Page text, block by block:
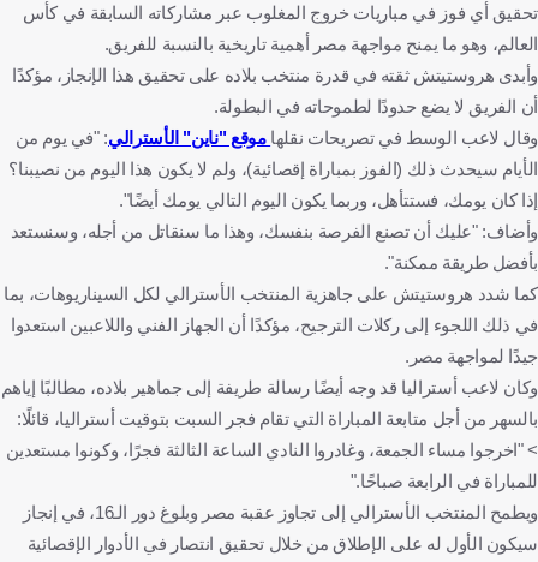
تحقيق أي فوز في مباريات خروج المغلوب عبر مشاركاته السابقة في كأس
العالم، وهو ما يمنح مواجهة مصر أهمية تاريخية بالنسبة للفريق.
وأبدى هروستيتش ثقته في قدرة منتخب بلاده على تحقيق هذا الإنجاز، مؤكدًا
أن الفريق لا يضع حدودًا لطموحاته في البطولة.
وقال لاعب الوسط في تصريحات نقلها موقع "ناين" الأسترالي: "في يوم من
الأيام سيحدث ذلك (الفوز بمباراة إقصائية)، ولم لا يكون هذا اليوم من نصيبنا؟
إذا كان يومك، فستتأهل، وربما يكون اليوم التالي يومك أيضًا".
وأضاف: "عليك أن تصنع الفرصة بنفسك، وهذا ما سنقاتل من أجله، وسنستعد
بأفضل طريقة ممكنة".
كما شدد هروستيتش على جاهزية المنتخب الأسترالي لكل السيناريوهات، بما
في ذلك اللجوء إلى ركلات الترجيح، مؤكدًا أن الجهاز الفني واللاعبين استعدوا
جيدًا لمواجهة مصر.
وكان لاعب أستراليا قد وجه أيضًا رسالة طريفة إلى جماهير بلاده، مطالبًا إياهم
بالسهر من أجل متابعة المباراة التي تقام فجر السبت بتوقيت أستراليا، قائلًا:
> "اخرجوا مساء الجمعة، وغادروا النادي الساعة الثالثة فجرًا، وكونوا مستعدين
للمباراة في الرابعة صباحًا."
ويطمح المنتخب الأسترالي إلى تجاوز عقبة مصر وبلوغ دور الـ16، في إنجاز
سيكون الأول له على الإطلاق من خلال تحقيق انتصار في الأدوار الإقصائية